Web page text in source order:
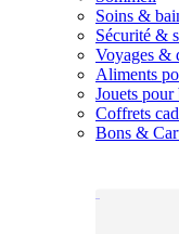
Soins &
Sécurité &
Voyages &
Aliments
Jouets pour
Coffrets
Bons &